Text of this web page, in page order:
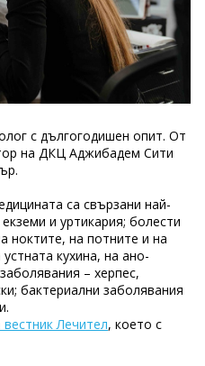
с дългогодишен опит. От
на ДКЦ Аджибадем Сити
са свързани най-
и уртикария; болести
ноктите, на потните и на
кухина, на ано-
– херпес,
бактериални заболявания
Лечител, което с